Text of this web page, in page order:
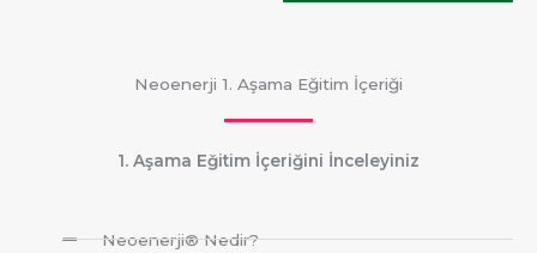
Neoenerji 1. Aşama Eğitim İçeriği
1. Aşama Eğitim İçeriğini İnceleyiniz
Neoenerji® Nedir?